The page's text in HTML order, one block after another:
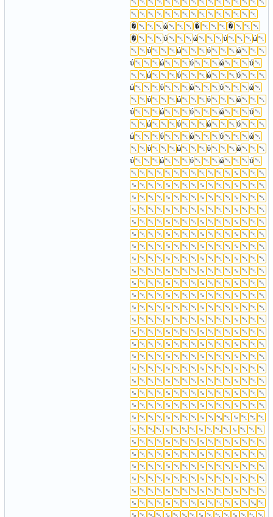
� ώ �
�
�
ύ ώ ύ
ώ
ύ
ώ ύ
ώ
ύ
ώ ύ ώ
ύ
ώ
ύ ώ
ύ
ώ
ύ ώ ύ
ώ
ύ
ώ ύ
ώ
ύ
ώ ύ ώ
ύ
ώ
ύ ώ
ύ
ώ
ύ ώ ύ
ώ
ύ
ώ ύ
ώ
ύ
ώ ύ ώ ύ